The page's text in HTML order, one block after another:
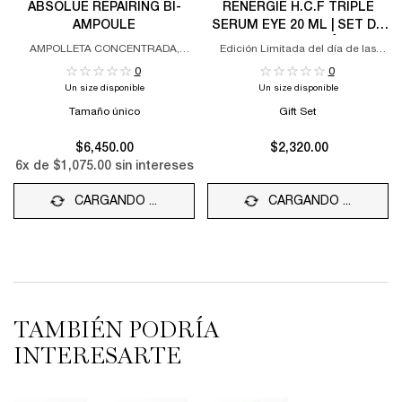
ABSOLUE REPAIRING BI-
AMPOULE
AMPOLLETA CONCENTRADA,
0
Un size disponible
Tamaño único
$6,450.00
6x de $1,075.00sin intereses
CARGANDO ...
RÉNERGIE H.C.F TRIPLE
SERUM EYE 20 ML | SET DE
REGALO LANCÔME
Edición Limitada del día de las
0
Un size disponible
Gift Set
$2,320.00
CARGANDO ...
TAMBIÉN PODRÍA
INTERESARTE